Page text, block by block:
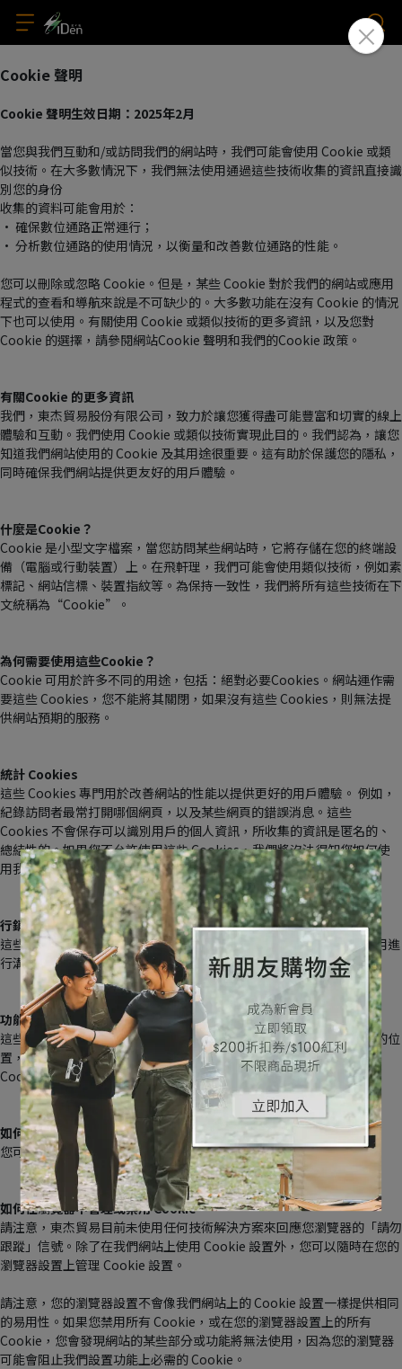
Cookie 聲明
Cookie 聲明生效日期：2025年2月
當您與我們互動和/或訪問我們的網站時，我們可能會使用 Cookie 或類
似技術。在大多數情況下，我們無法使用通過這些技術收集的資訊直接識
別您的身份
收集的資料可能會用於：
• 確保數位通路正常運行；
• 分析數位通路的使用情況，以衡量和改善數位通路的性能。
您可以刪除或忽略 Cookie。但是，某些 Cookie 對於我們的網站或應用
程式的查看和導航來說是不可缺少的。大多數功能在沒有 Cookie 的情況
下也可以使用。有關使用 Cookie 或類似技術的更多資訊，以及您對
Cookie 的選擇，請參閱網站Cookie 聲明和我們的Cookie 政策。
有關Cookie 的更多資訊
我們，東杰貿易股份有限公司，致力於讓您獲得盡可能豐富和切實的線上
體驗和互動。我們使用 Cookie 或類似技術實現此目的。我們認為，讓您
知道我們網站使用的 Cookie 及其用途很重要。這有助於保護您的隱私，
同時確保我們網站提供更友好的用戶體驗。
什麼是Cookie？
Cookie 是小型文字檔案，當您訪問某些網站時，它將存儲在您的終端設
備（電腦或行動裝置）上。在飛軒理，我們可能會使用類似技術，例如素
標記、網站信標、裝置指紋等。為保持一致性，我們將所有這些技術在下
文統稱為“Cookie”。
為何需要使用這些Cookie？
Cookie 可用於許多不同的用途，包括：絕對必要Cookies。網站運作需
要這些 Cookies，您不能將其關閉，如果沒有這些 Cookies，則無法提
供網站預期的服務。
統計 Cookies
這些 Cookies 專門用於改善網站的性能以提供更好的用戶體驗。 例如，
紀錄訪問者最常打開哪個網頁，以及某些網頁的錯誤消息。這些
Cookies 不會保存可以識別用戶的個人資訊，所收集的資訊是匿名的、
總結性的。如果您不允許使用這些 Cookies，我們將沒法得知您如何使
用我們的網站。
行銷應用 Cookies
這些Cookies用於傳遞與您的興趣相關的廣告，並與協力廠商行銷應用進
行溝通，廣告內容會與您的興趣相關。
功能 Cookies
這些Cookies匿名保存您已輸入的資訊，例如用戶名、語言選擇和您的位
置，以在您每次造訪提供相應的預設選項。如果您不允許使用這些
Cookie，則可能無法實現部分功能。
如何在此網站上選擇Cookie 和我的隱私？
您可以使用您的網頁瀏覽器設置選擇 Cookie 和隱私。
如何在瀏覽器中管理或禁用 Cookie
請注意，東杰貿易目前未使用任何技術解決方案來回應您瀏覽器的「請勿
跟蹤」信號。除了在我們網站上使用 Cookie 設置外，您可以隨時在您的
瀏覽器設置上管理 Cookie 設置。
請注意，您的瀏覽器設置不會像我們網站上的 Cookie 設置一樣提供相同
的易用性。如果您禁用所有 Cookie，或在您的瀏覽器設置上的所有
Cookie，您會發現網站的某些部分或功能將無法使用，因為您的瀏覽器
可能會阻止我們設置功能上必需的 Cookie。